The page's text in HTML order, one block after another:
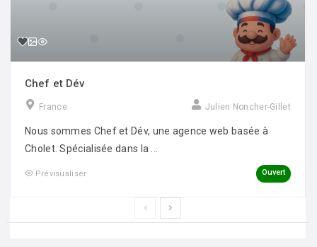
Chef et Dév
France Julien Noncher-Gillet
Nous sommes Chef et Dév, une agence web basée à
Cholet. Spécialisée dans la ...
Prévisualiser Ouvert